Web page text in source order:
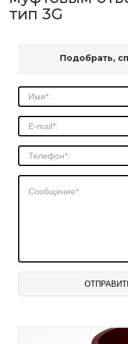
тип 3G
Подобрать,